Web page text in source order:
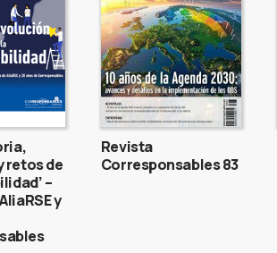
retos de
–
y
Revista
Corresponsables 83